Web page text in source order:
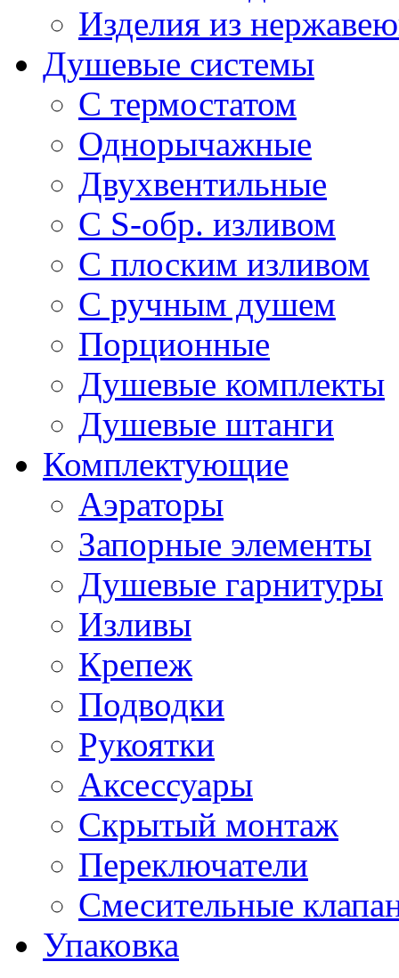
Изделия из
Душевые системы
С термостатом
Однорычажные
Двухвентильные
С S-обр. изливом
С плоским изливом
С ручным душем
Порционные
Душевые комплекты
Душевые штанги
Комплектующие
Аэраторы
Запорные элементы
Душевые гарнитуры
Изливы
Крепеж
Подводки
Рукоятки
Аксессуары
Скрытый монтаж
Переключатели
Смесительные
Упаковка